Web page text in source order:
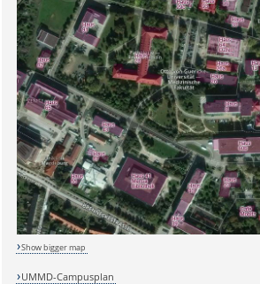
Sicherheitsabfrage:
Show bigger map
UMMD-Campusplan